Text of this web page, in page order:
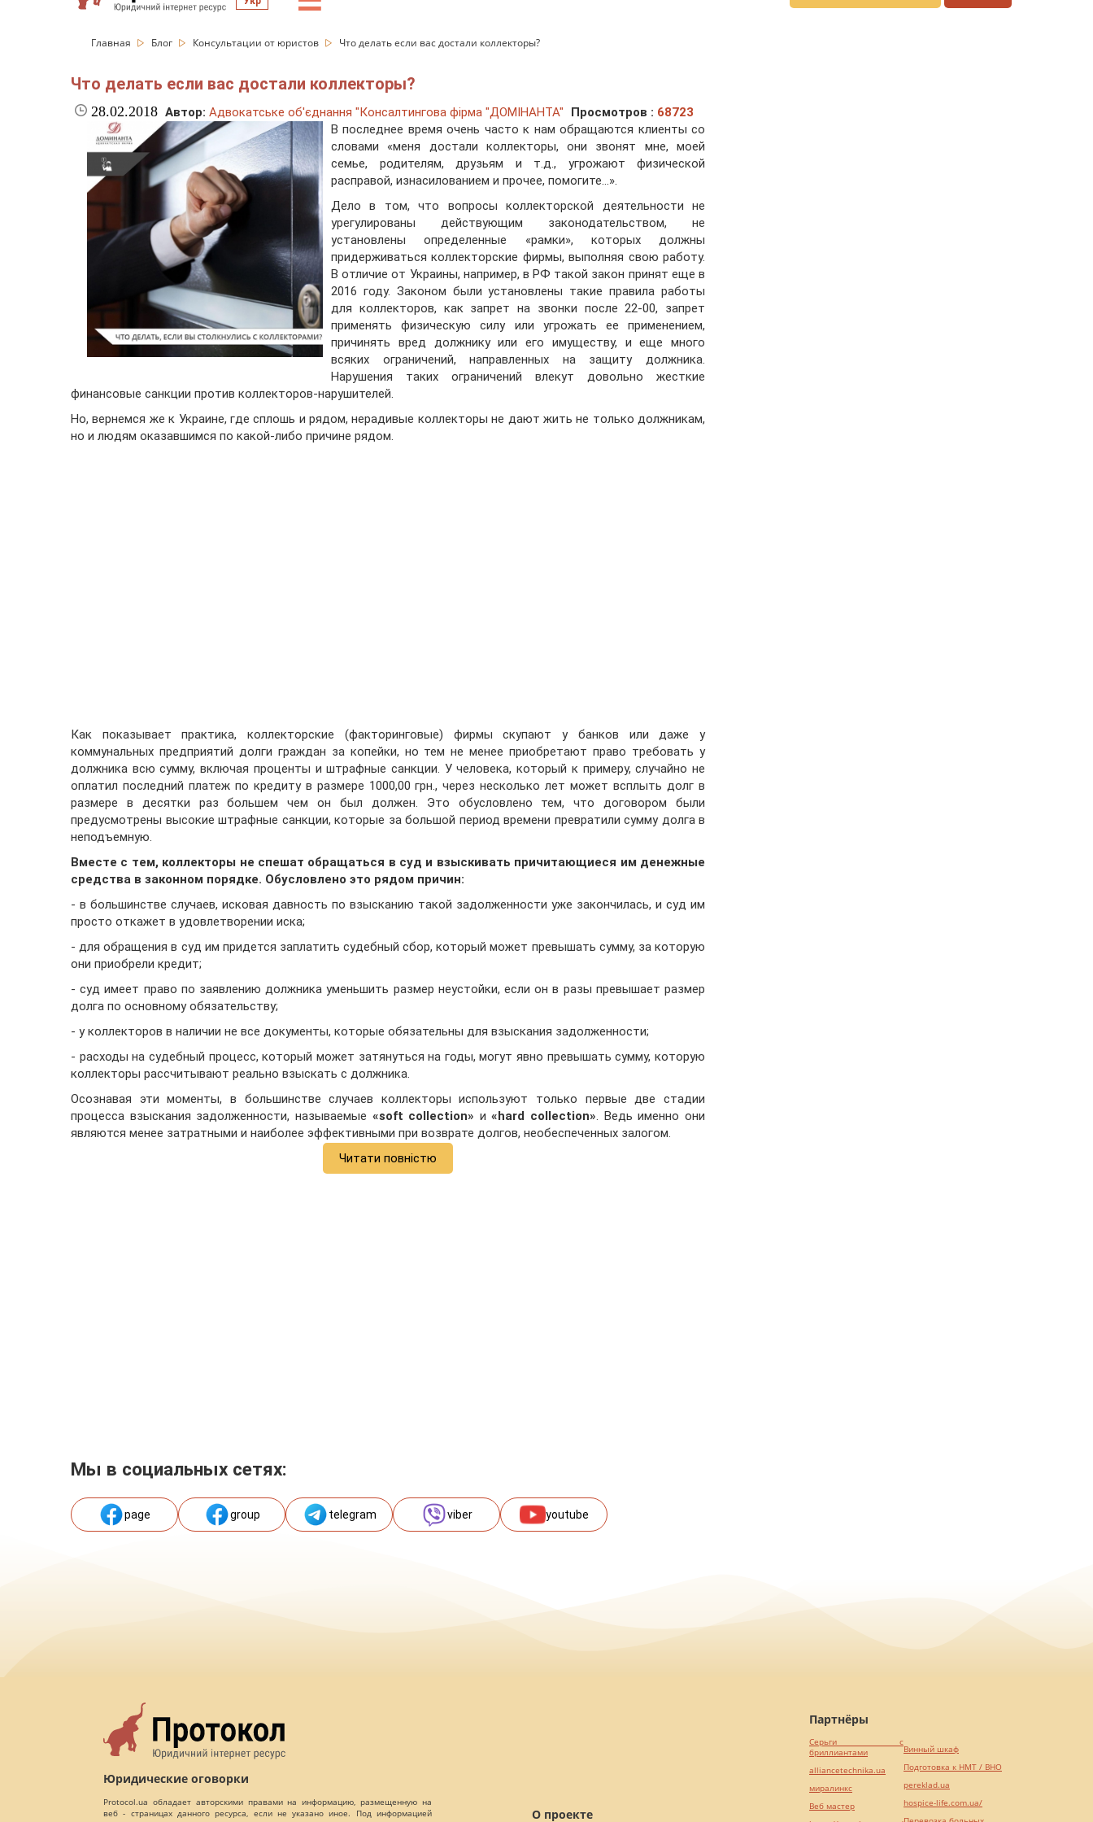
Главная Блог Консультации от юристов Что делать если вас достали коллекторы?
Что делать если вас достали коллекторы?
28.02.2018 Автор: Адвокатське об'єднання "Консалтингова фірма "ДОМІНАНТА" Просмотров : 68723
В последнее время очень часто к нам обращаются клиенты со
словами «меня достали коллекторы, они звонят мне, моей
семье, родителям, друзьям и т.д., угрожают физической
расправой, изнасилованием и прочее, помогите…».
Дело в том, что вопросы коллекторской деятельности не
урегулированы действующим законодательством, не
установлены определенные «рамки», которых должны
придерживаться коллекторские фирмы, выполняя свою работу.
В отличие от Украины, например, в РФ такой закон принят еще в
2016 году. Законом были установлены такие правила работы
для коллекторов, как запрет на звонки после 22-00, запрет
применять физическую силу или угрожать ее применением,
причинять вред должнику или его имуществу, и еще много
всяких ограничений, направленных на защиту должника.
Нарушения таких ограничений влекут довольно жесткие
финансовые санкции против коллекторов-нарушителей.
Но, вернемся же к Украине, где сплошь и рядом, нерадивые коллекторы не дают жить не только должникам,
но и людям оказавшимся по какой-либо причине рядом.
Как показывает практика, коллекторские (факторинговые) фирмы скупают у банков или даже у
коммунальных предприятий долги граждан за копейки, но тем не менее приобретают право требовать у
должника всю сумму, включая проценты и штрафные санкции. У человека, который к примеру, случайно не
оплатил последний платеж по кредиту в размере 1000,00 грн., через несколько лет может всплыть долг в
размере в десятки раз большем чем он был должен. Это обусловлено тем, что договором были
предусмотрены высокие штрафные санкции, которые за большой период времени превратили сумму долга в
неподъемную.
Вместе с тем, коллекторы не спешат обращаться в суд и взыскивать причитающиеся им денежные
средства в законном порядке. Обусловлено это рядом причин:
- в большинстве случаев, исковая давность по взысканию такой задолженности уже закончилась, и суд им
просто откажет в удовлетворении иска;
- для обращения в суд им придется заплатить судебный сбор, который может превышать сумму, за которую
они приобрели кредит;
- суд имеет право по заявлению должника уменьшить размер неустойки, если он в разы превышает размер
долга по основному обязательству;
- у коллекторов в наличии не все документы, которые обязательны для взыскания задолженности;
- расходы на судебный процесс, который может затянуться на годы, могут явно превышать сумму, которую
коллекторы рассчитывают реально взыскать с должника.
Осознавая эти моменты, в большинстве случаев коллекторы используют только первые две стадии
процесса взыскания задолженности, называемые «soft collection» и«hard collection». Ведь именно они
являются менее затратными и наиболее эффективными при возврате долгов, необеспеченных залогом.
Читати повністю
Мы в социальных сетях:
page group telegram viber youtube
Юридические оговорки
Protocol.ua обладает авторскими правами на информацию, размещенную на
веб - страницах данного ресурса, если не указано иное. Под информацией
О проекте
Партнёры
Серьги с
бриллиантами
alliancetechnika.ua
миралинкс
Веб мастер
Винный шкаф
Подготовка к НМТ / ВНО
pereklad.ua
hospice-life.com.ua/